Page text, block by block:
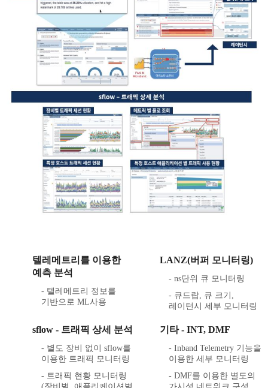
텔레메트리를 이용한
예측 분석
- 텔레메트리 정보를
기반으로 ML사용
LANZ(버퍼 모니터링)
- ns단위 큐 모니터링
- 큐드랍, 큐 크기,
레이턴시 세부 모니터링
sflow - 트래픽 상세 분석
- 별도 장비 없이 sflow를
이용한 트래픽 모니터링
- 트래픽 현황 모니터링
기타 - INT, DMF
- Inband Telemetry 기능을
이용한 세부 모니터링
- DMF를 이용한 별도의